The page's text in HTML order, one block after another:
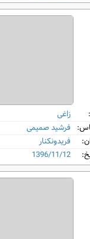
زاغی
فرشید صمیمی
فریدونکنار
1396/11/12